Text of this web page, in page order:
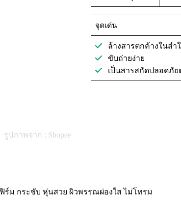
รูปภาพจาก : Shopee
จุดเด่น
ล้างสารตกค้างในสำ
ขับถ่ายง่าย
เป็นสารสกัดปลอดภัย
ม กระชับ หุ่นสวย ผิวพรรณผ่องใส ไม่โทรม